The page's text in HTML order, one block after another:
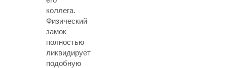
коллега.
Физический
замок
полностью
ликвидирует
подобную